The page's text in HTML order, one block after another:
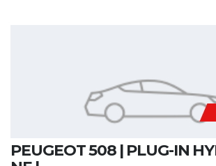
PEUGEOT 508 | PLUG-IN